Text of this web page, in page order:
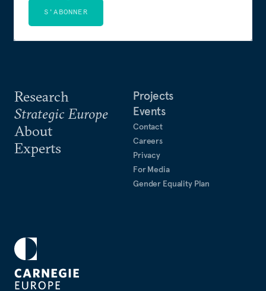
Research
Strategic Europe
About
Experts
Projects
Events
Contact
Careers
Privacy
For Media
Gender Equality Plan
S'ABONNER